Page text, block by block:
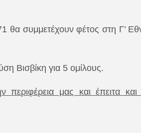
θα συμμετέχουν φέτος στη Γ’
Βισβίκη για 5 ομίλους.
μας και έπειτα και